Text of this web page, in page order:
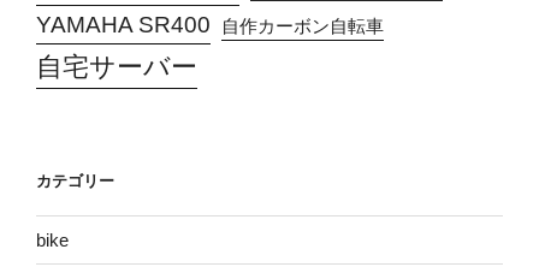
YAMAHA SR400 自作カーボン自転車
自宅サーバー
カテゴリー
bike